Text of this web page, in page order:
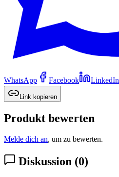
WhatsApp Facebook LinkedIn
Link kopieren
Produkt bewerten
Melde dich an, um zu bewerten.
Diskussion (0)